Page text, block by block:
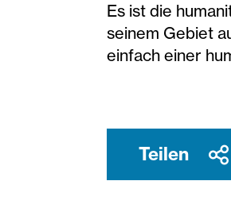
Es ist die
seinem Gebiet
einfach einer
Teilen